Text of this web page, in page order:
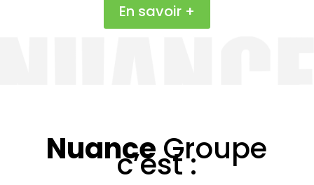
En savoir +
NuanceGroupe
c’est :